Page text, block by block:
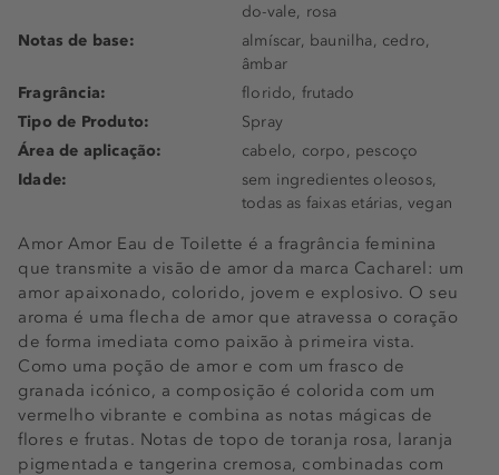
Amor Amor Eau de Toilette é a fragrância feminina
que transmite a visão de amor da marca Cacharel: um
amor apaixonado, colorido, jovem e explosivo. O seu
aroma é uma flecha de amor que atravessa o coração
de forma imediata como paixão à primeira vista.
Como uma poção de amor e com um frasco de
granada icónico, a composição é colorida com um
vermelho vibrante e combina as notas mágicas de
flores e frutas. Notas de topo de toranja rosa, laranja
pigmentada e tangerina cremosa, combinadas com
do-vale, rosa
Notas de base:
almíscar, baunilha, cedro,
âmbar
Fragrância:
florido, frutado
Tipo de Produto:
Spray
Área de aplicação:
cabelo, corpo, pescoço
Idade:
sem ingredientes oleosos,
todas as faixas etárias, vegan